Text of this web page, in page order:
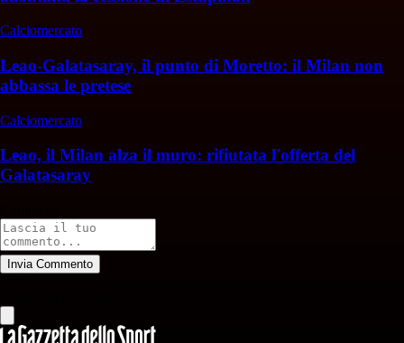
Calciomercato
Leao-Galatasaray, il punto di Moretto: il Milan non
abbassa le pretese
Calciomercato
Leao, il Milan alza il muro: rifiutata l'offerta del
Galatasaray
Invia Commento